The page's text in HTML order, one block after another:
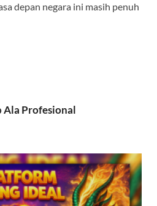
depan negara ini masih penuh
Profesional